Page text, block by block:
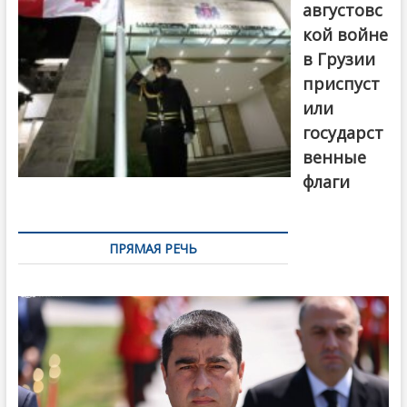
августовс
кой войне
в Грузии
приспуст
или
государст
венные
флаги
ПРЯМАЯ РЕЧЬ